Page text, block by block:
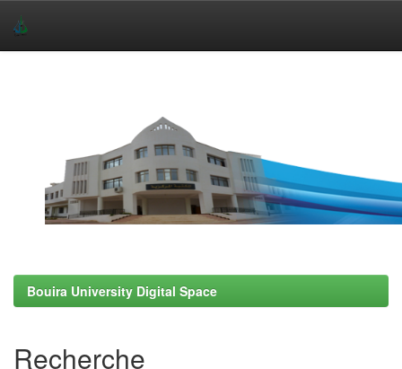
Bouira University Digital Space
Recherche